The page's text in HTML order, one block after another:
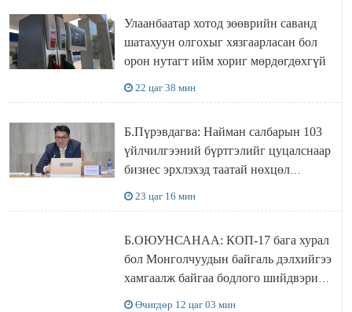
Улаанбаатар хотод зөөврийн саванд
шатахуун олгохыг хязгаарласан бол
орон нутагт ийм хориг мөрдөгдөхгүй
22 цаг 38 мин
Б.Пүрэвдагва: Найман салбарын 103
үйлчилгээний бүртгэлийг цуцалснаар
бизнес эрхлэхэд таатай нөхцөл
23 цаг 16 мин
Б.ОЮУНСАНАА: КОП-17 бага хурал
бол Монголчуудын байгаль дэлхийгээ
хамгаалж байгаа бодлого шийдвэрийг
Өчигдөр 12 цаг 03 мин